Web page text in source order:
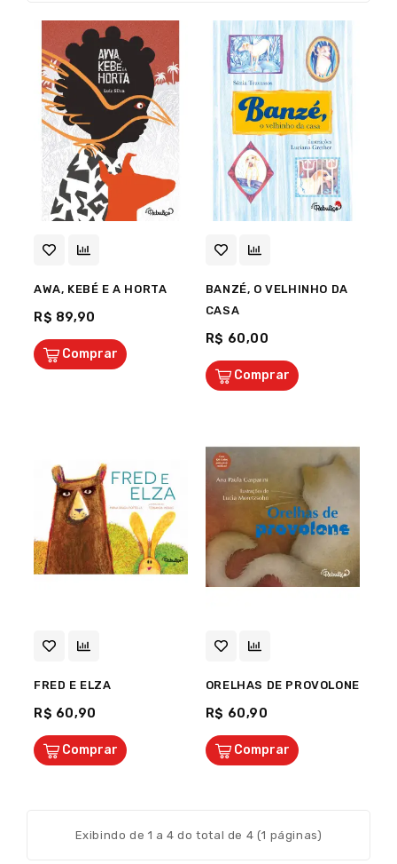
AWA, KEBÉ E A HORTA
R$ 89,90
Comprar
BANZÉ, O VELHINHO DA
CASA
R$ 60,00
Comprar
FRED E ELZA
R$ 60,90
Comprar
ORELHAS DE PROVOLONE
R$ 60,90
Comprar
Exibindo de 1 a 4 do total de 4 (1 páginas)